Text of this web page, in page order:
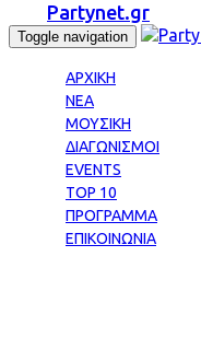
Partynet.gr
Toggle navigation
ΑΡΧΙΚΗ
ΝΕΑ
ΜΟΥΣΙΚΗ
ΔΙΑΓΩΝΙΣΜΟΙ
EVENTS
TOP 10
ΠΡΟΓΡΑΜΜΑ
ΕΠΙΚΟΙΝΩΝΙΑ